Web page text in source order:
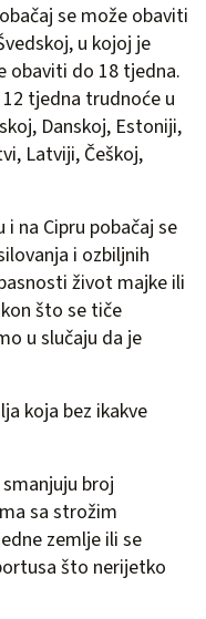
se može obaviti
u kojoj je
obaviti do 18 tjedna.
tjedna trudnoće u
Danskoj, Estoniji,
Latviji, Češkoj,
na Cipru pobačaj se
i ozbiljnih
život majke ili
što se tiče
u slučaju da je
koja bez ikakve
broj
sa strožim
zemlje ili se
što nerijetko